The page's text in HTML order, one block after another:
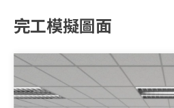
完工模擬圖面